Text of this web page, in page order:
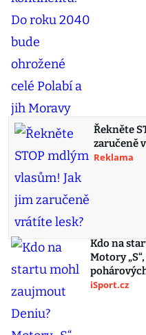
Řekněte
zaručeně
Reklama
Kdo na
Motory
iSport.cz